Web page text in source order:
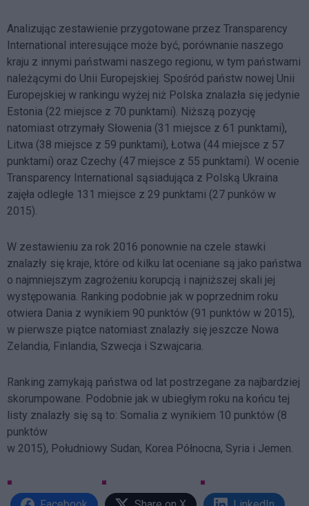
Analizując zestawienie przygotowane przez Transparency
International interesujące może być, porównanie naszego
kraju z innymi państwami naszego regionu, w tym państwami
należącymi do Unii Europejskiej. Spośród państw nowej Unii
Europejskiej w rankingu wyżej niż Polska znalazła się jedynie
Estonia (22 miejsce z 70 punktami). Niższą pozycję
natomiast otrzymały Słowenia (31 miejsce z 61 punktami),
Litwa (38 miejsce z 59 punktami), Łotwa (44 miejsce z 57
punktami) oraz Czechy (47 miejsce z 55 punktami). W ocenie
Transparency International sąsiadująca z Polską Ukraina
zajęła odległe 131 miejsce z 29 punktami (27 punków w
2015).
W zestawieniu za rok 2016 ponownie na czele stawki
znalazły się kraje, które od kilku lat oceniane są jako państwa
o najmniejszym zagrożeniu korupcją i najniższej skali jej
występowania. Ranking podobnie jak w poprzednim roku
otwiera Dania z wynikiem 90 punktów (91 punktów w 2015),
w pierwsze piątce natomiast znalazły się jeszcze Nowa
Zelandia, Finlandia, Szwecja i Szwajcaria.
Ranking zamykają państwa od lat postrzegane za najbardziej
skorumpowane. Podobnie jak w ubiegłym roku na końcu tej
listy znalazły się są to: Somalia z wynikiem 10 punktów (8
punktów
w 2015), Południowy Sudan, Korea Północna, Syria i Jemen.